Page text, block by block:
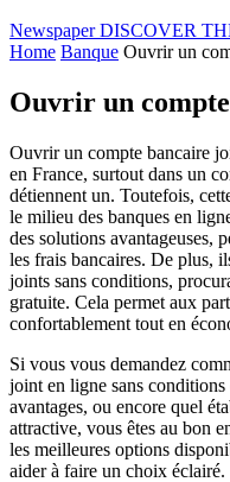
Newspaper DISCOVER
Home Banque Ouvrir un
Ouvrir un
Ouvrir un compte bancaire
en France, surtout dans un
détiennent un. Toutefois,
le milieu des banques en
des solutions avantageuses,
les frais bancaires. De plus,
joints sans conditions,
gratuite. Cela permet aux
confortablement tout en
Si vous vous demandez
joint en ligne sans conditions
avantages, ou encore quel
attractive, vous êtes au bon
les meilleures options
aider à faire un choix éclairé.